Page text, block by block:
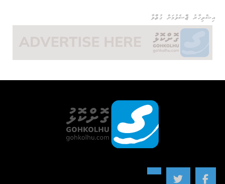
އިޝްތިހާރު ޖެއްސެވުމަށް ގުޅުއްވާ